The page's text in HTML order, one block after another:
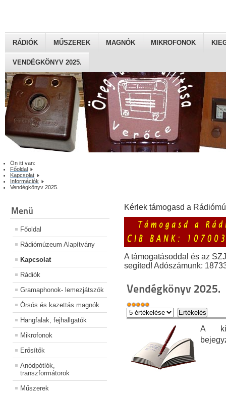
RÁDIÓK MŰSZEREK MAGNÓK MIKROFONOK
VENDÉGKÖNYV 2025.
Ön itt van:
Főoldal
Kapcsolat
Információk
Vendégkönyv 2025.
Menü
Főoldal
Rádiómúzeum Alapítvány
Kapcsolat
Rádiók
Gramaphonok- lemezjátszók
Órsós és kazettás magnók
Hangfalak, fejhallgatók
Mikrofonok
Erősítők
Anódpótlók,
transzformátorok
Műszerek
Kérlek támogasd a
A támogatásoddal és az
segíted! Adószámunk:
Vendégkönyv 2025.
A